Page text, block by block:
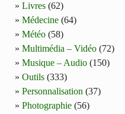
Livres (62)
Médecine (64)
Météo (58)
Multimédia – Vidéo (72)
Musique – Audio (150)
Outils (333)
Personnalisation (37)
Photographie (56)